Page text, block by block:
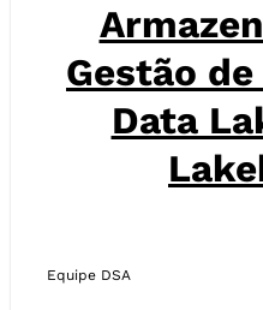
Gestão
Data
Equipe DSA